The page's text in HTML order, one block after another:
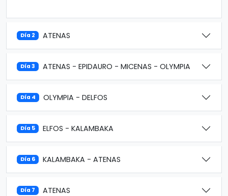
Día 2 ATENAS
Día 3 ATENAS - EPIDAURO - MICENAS - OLYMPIA
Día 4 OLYMPIA - DELFOS
Día 5 ELFOS - KALAMBAKA
Día 6 KALAMBAKA - ATENAS
Día 7 ATENAS